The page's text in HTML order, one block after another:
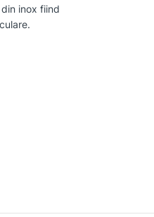
inox fiind